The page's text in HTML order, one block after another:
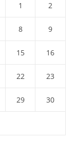
1 2
8 9
15 16
22 23
29 30